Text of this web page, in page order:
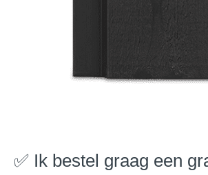
✅ Ik bestel graag een